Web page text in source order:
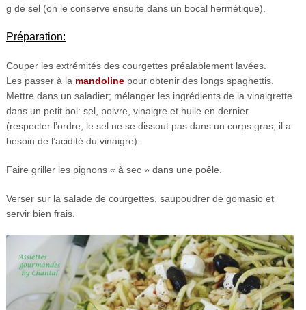
g de sel (on le conserve ensuite dans un bocal hermétique).
Préparation:
Couper les extrémités des courgettes préalablement lavées.
Les passer à la mandolinepour obtenir des longs spaghettis.
Mettre dans un saladier; mélanger les ingrédients de la vinaigrette
dans un petit bol: sel, poivre, vinaigre et huile en dernier
(respecter l’ordre, le sel ne se dissout pas dans un corps gras, il a
besoin de l’acidité du vinaigre).
Faire griller les pignons « à sec » dans une poêle.
Verser sur la salade de courgettes, saupoudrer de gomasio et
servir bien frais.